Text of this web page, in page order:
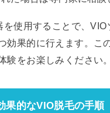
を使用することで、VIO
効果的に行えます。こ
験をお楽しみください。
果的なVIO脱毛の手順